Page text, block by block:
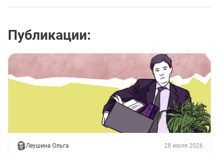
Публикации:
Леушина Ольга 28 июля 2026